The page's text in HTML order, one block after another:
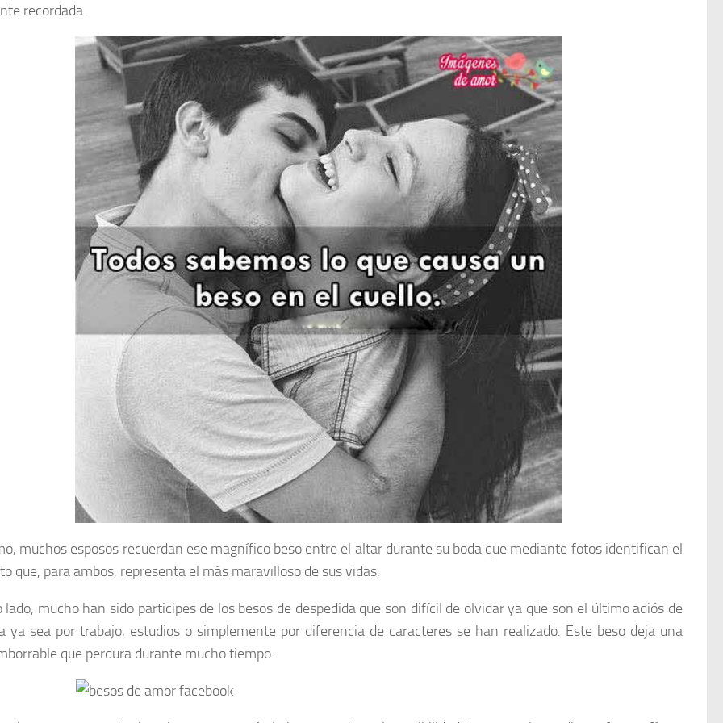
recordada.
muchos esposos recuerdan ese magnífico beso entre el altar durante su boda que mediante fotos identifican el
que, para ambos, representa el más maravilloso de sus vidas.
lado, mucho han sido participes de los besos de despedida que son difícil de olvidar ya que son el último adiós de
ya sea por trabajo, estudios o simplemente por diferencia de caracteres se han realizado. Este beso deja una
que perdura durante mucho tiempo.